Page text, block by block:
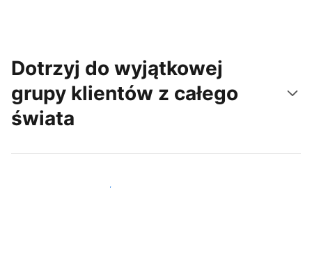
Dotrzyj do wyjątkowej
grupy klientów z całego
świata
Dotrzyj do nowych gości już dziś